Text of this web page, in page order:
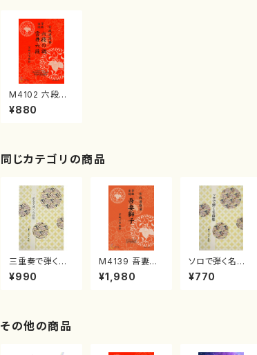
M4102 六段の
調 雲井六段
（箏/宮城道雄
¥880
同じカテゴリの商品
三重奏で弾く名
曲集 クリスマ
スメドレー( 箏
¥990
M4139 吾妻獅
子《箏曲楽譜》
（箏/宮城道雄
¥1,980
ソロで弾く名曲
集 クリスマス・
イブ／恋人がサ
¥770
その他の商品